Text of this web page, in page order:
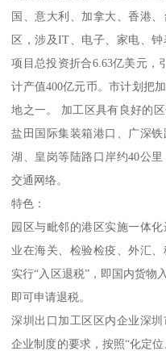
国、意大利、加拿大、香港
区，涉及IT、电子、家电、
项目总投资折合6.63亿美元，
计产值400亿元币。市计划把
地之一。 加工区具有良好的
盐田国际集装箱港口、广深
湖、皇岗等陆路口岸约40公
交通网络。
特色：
园区与毗邻的港区实施一体
业在海关、检验检疫、外汇
实行“入区退税”，即国内货物
即可申请退税。
深圳出口加工区区内企业深
企业制度的要求，按照“化定